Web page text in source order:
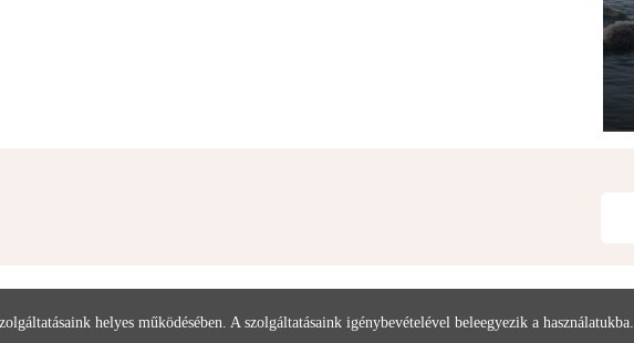
helyes működésében. A szolgáltatásaink igénybevételével beleegyezik a használatukba.